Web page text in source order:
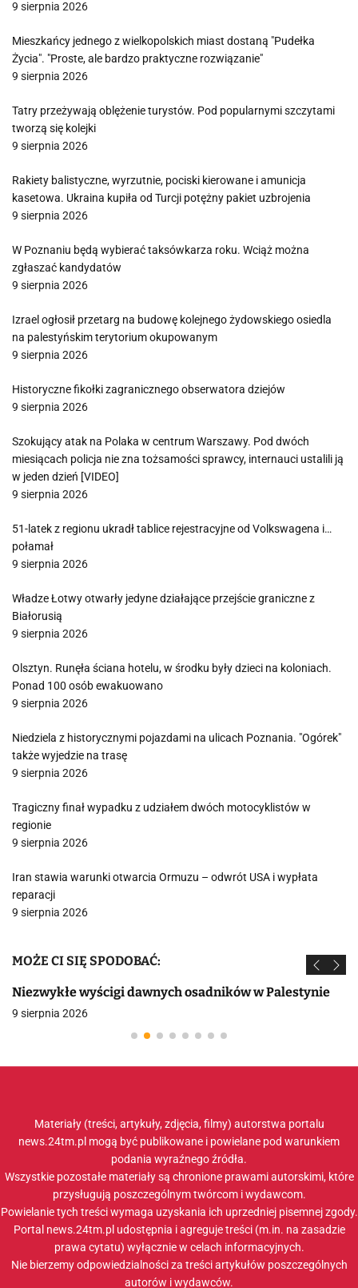
9 sierpnia 2026
Mieszkańcy jednego z wielkopolskich miast dostaną "Pudełka
Życia". "Proste, ale bardzo praktyczne rozwiązanie"
9 sierpnia 2026
Tatry przeżywają oblężenie turystów. Pod popularnymi szczytami
tworzą się kolejki
9 sierpnia 2026
Rakiety balistyczne, wyrzutnie, pociski kierowane i amunicja
kasetowa. Ukraina kupiła od Turcji potężny pakiet uzbrojenia
9 sierpnia 2026
W Poznaniu będą wybierać taksówkarza roku. Wciąż można
zgłaszać kandydatów
9 sierpnia 2026
Izrael ogłosił przetarg na budowę kolejnego żydowskiego osiedla
na palestyńskim terytorium okupowanym
9 sierpnia 2026
Historyczne fikołki zagranicznego obserwatora dziejów
9 sierpnia 2026
Szokujący atak na Polaka w centrum Warszawy. Pod dwóch
miesiącach policja nie zna tożsamości sprawcy, internauci ustalili ją
w jeden dzień [VIDEO]
9 sierpnia 2026
51-latek z regionu ukradł tablice rejestracyjne od Volkswagena i…
połamał
9 sierpnia 2026
Władze Łotwy otwarły jedyne działające przejście graniczne z
Białorusią
9 sierpnia 2026
Olsztyn. Runęła ściana hotelu, w środku były dzieci na koloniach.
Ponad 100 osób ewakuowano
9 sierpnia 2026
Niedziela z historycznymi pojazdami na ulicach Poznania. "Ogórek"
także wyjedzie na trasę
9 sierpnia 2026
Tragiczny finał wypadku z udziałem dwóch motocyklistów w
regionie
9 sierpnia 2026
Iran stawia warunki otwarcia Ormuzu – odwrót USA i wypłata
reparacji
9 sierpnia 2026
MOŻE CI SIĘ SPODOBAĆ:
Niezwykłe wyścigi dawnych osadników w Palestynie
9 sierpnia 2026
Materiały (treści, artykuły, zdjęcia, filmy) autorstwa portalu
news.24tm.pl mogą być publikowane i powielane pod warunkiem
podania wyraźnego źródła.
Wszystkie pozostałe materiały są chronione prawami autorskimi, które
przysługują poszczególnym twórcom i wydawcom.
Powielanie tych treści wymaga uzyskania ich uprzedniej pisemnej zgody.
Portal news.24tm.pl udostępnia i agreguje treści (m.in. na zasadzie
prawa cytatu) wyłącznie w celach informacyjnych.
Nie bierzemy odpowiedzialności za treści artykułów poszczególnych
autorów i wydawców.